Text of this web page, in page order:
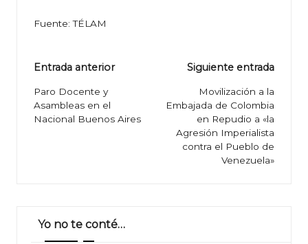
Fuente: TÉLAM
Navegación
de
entradas
Entrada anterior
Paro Docente y
Asambleas en el
Nacional Buenos Aires
Siguiente entrada
Movilización a la
Embajada de Colombia
en Repudio a «la
Agresión Imperialista
contra el Pueblo de
Venezuela»
Yo no te conté…